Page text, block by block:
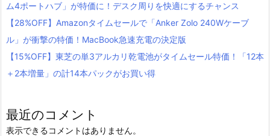
ム4ポートハブ」が特価に！デスク周りを快適にするチャンス
【28%OFF】Amazonタイムセールで「Anker Zolo 240Wケーブ
ル」が衝撃の特価！MacBook急速充電の決定版
【15%OFF】東芝の単3アルカリ乾電池がタイムセール特価！「12本
＋2本増量」の計14本パックがお買い得
最近のコメント
表示できるコメントはありません。